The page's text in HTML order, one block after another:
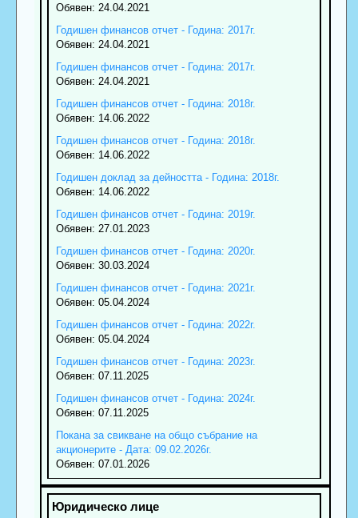
Обявен: 24.04.2021
Годишен финансов отчет - Година: 2017г.
Обявен: 24.04.2021
Годишен финансов отчет - Година: 2017г.
Обявен: 24.04.2021
Годишен финансов отчет - Година: 2018г.
Обявен: 14.06.2022
Годишен финансов отчет - Година: 2018г.
Обявен: 14.06.2022
Годишен доклад за дейността - Година: 2018г.
Обявен: 14.06.2022
Годишен финансов отчет - Година: 2019г.
Обявен: 27.01.2023
Годишен финансов отчет - Година: 2020г.
Обявен: 30.03.2024
Годишен финансов отчет - Година: 2021г.
Обявен: 05.04.2024
Годишен финансов отчет - Година: 2022г.
Обявен: 05.04.2024
Годишен финансов отчет - Година: 2023г.
Обявен: 07.11.2025
Годишен финансов отчет - Година: 2024г.
Обявен: 07.11.2025
Покана за свикване на общо събрание на
акционерите - Дата: 09.02.2026г.
Обявен: 07.01.2026